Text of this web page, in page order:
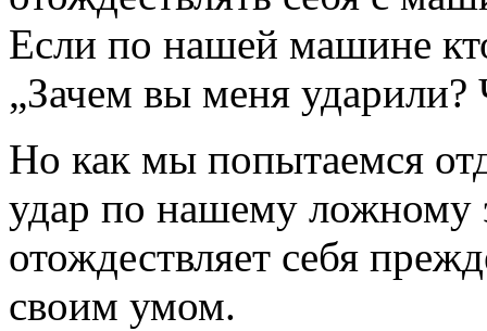
Если по нашей машине
„Зачем вы меня
Но как мы попытаемся
удар по нашему ложному
отождествляет себя
своим умом.